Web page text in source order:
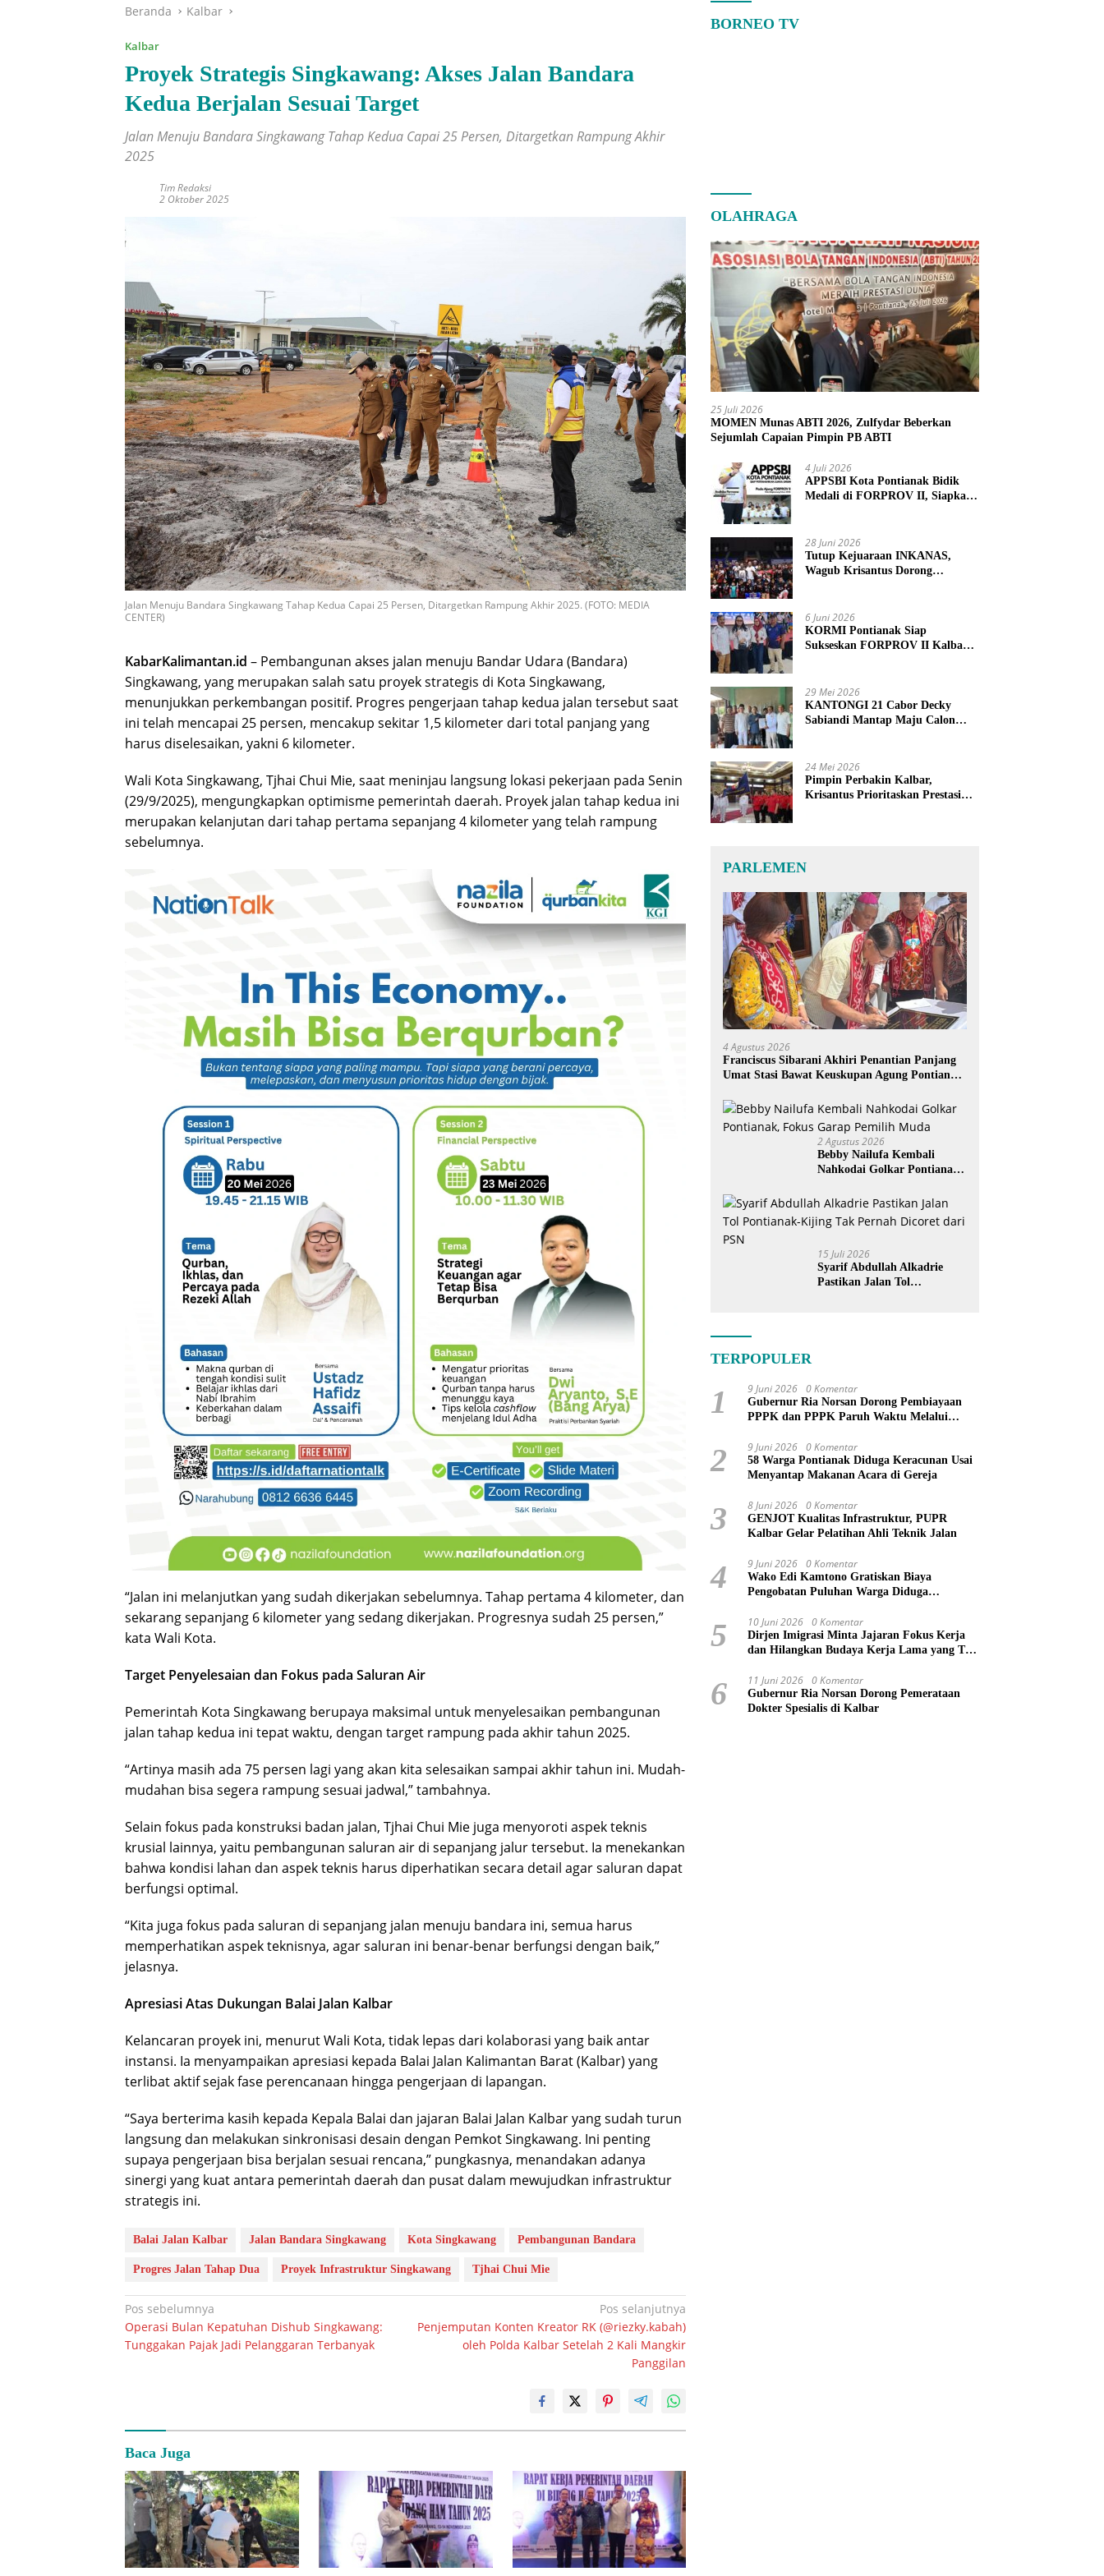
Beranda Kalbar
Kalbar
Proyek Strategis Singkawang: Akses Jalan Bandara
Kedua Berjalan Sesuai Target
Jalan Menuju Bandara Singkawang Tahap Kedua Capai 25 Persen, Ditargetkan Rampung Akhir
2025
Tim Redaksi
2 Oktober 2025
Jalan Menuju Bandara Singkawang Tahap Kedua Capai 25 Persen, Ditargetkan Rampung Akhir 2025. (FOTO: MEDIA
CENTER)
KabarKalimantan.id – Pembangunan akses jalan menuju Bandar Udara (Bandara)
Singkawang, yang merupakan salah satu proyek strategis di Kota Singkawang,
menunjukkan perkembangan positif. Progres pengerjaan tahap kedua jalan tersebut saat
ini telah mencapai 25 persen, mencakup sekitar 1,5 kilometer dari total panjang yang
harus diselesaikan, yakni 6 kilometer.
Wali Kota Singkawang, Tjhai Chui Mie, saat meninjau langsung lokasi pekerjaan pada Senin
(29/9/2025), mengungkapkan optimisme pemerintah daerah. Proyek jalan tahap kedua ini
merupakan kelanjutan dari tahap pertama sepanjang 4 kilometer yang telah rampung
sebelumnya.
“Jalan ini melanjutkan yang sudah dikerjakan sebelumnya. Tahap pertama 4 kilometer, dan
sekarang sepanjang 6 kilometer yang sedang dikerjakan. Progresnya sudah 25 persen,”
kata Wali Kota.
Target Penyelesaian dan Fokus pada Saluran Air
Pemerintah Kota Singkawang berupaya maksimal untuk menyelesaikan pembangunan
jalan tahap kedua ini tepat waktu, dengan target rampung pada akhir tahun 2025.
“Artinya masih ada 75 persen lagi yang akan kita selesaikan sampai akhir tahun ini. Mudah-
mudahan bisa segera rampung sesuai jadwal,” tambahnya.
Selain fokus pada konstruksi badan jalan, Tjhai Chui Mie juga menyoroti aspek teknis
krusial lainnya, yaitu pembangunan saluran air di sepanjang jalur tersebut. Ia menekankan
bahwa kondisi lahan dan aspek teknis harus diperhatikan secara detail agar saluran dapat
berfungsi optimal.
“Kita juga fokus pada saluran di sepanjang jalan menuju bandara ini, semua harus
memperhatikan aspek teknisnya, agar saluran ini benar-benar berfungsi dengan baik,”
jelasnya.
Apresiasi Atas Dukungan Balai Jalan Kalbar
Kelancaran proyek ini, menurut Wali Kota, tidak lepas dari kolaborasi yang baik antar
instansi. Ia menyampaikan apresiasi kepada Balai Jalan Kalimantan Barat (Kalbar) yang
terlibat aktif sejak fase perencanaan hingga pengerjaan di lapangan.
“Saya berterima kasih kepada Kepala Balai dan jajaran Balai Jalan Kalbar yang sudah turun
langsung dan melakukan sinkronisasi desain dengan Pemkot Singkawang. Ini penting
supaya pengerjaan bisa berjalan sesuai rencana,” pungkasnya, menandakan adanya
sinergi yang kuat antara pemerintah daerah dan pusat dalam mewujudkan infrastruktur
strategis ini.
Balai Jalan Kalbar Jalan Bandara Singkawang Kota Singkawang Pembangunan Bandara
Progres Jalan Tahap Dua Proyek Infrastruktur Singkawang Tjhai Chui Mie
Navigasi
pos
Pos sebelumnya
Operasi Bulan Kepatuhan Dishub Singkawang:
Tunggakan Pajak Jadi Pelanggaran Terbanyak
Pos selanjutnya
Penjemputan Konten Kreator RK (@riezky.kabah)
oleh Polda Kalbar Setelah 2 Kali Mangkir
Panggilan
Baca Juga
BORNEO TV
OLAHRAGA
25 Juli 2026
MOMEN Munas ABTI 2026, Zulfydar Beberkan
Sejumlah Capaian Pimpin PB ABTI
4 Juli 2026
APPSBI Kota Pontianak Bidik
Medali di FORPROV II, Siapkan
28 Juni 2026
Tutup Kejuaraan INKANAS,
Wagub Krisantus Dorong
6 Juni 2026
KORMI Pontianak Siap
Sukseskan FORPROV II Kalbar
29 Mei 2026
KANTONGI 21 Cabor Decky
Sabiandi Mantap Maju Calon
24 Mei 2026
Pimpin Perbakin Kalbar,
Krisantus Prioritaskan Prestasi
PARLEMEN
4 Agustus 2026
Franciscus Sibarani Akhiri Penantian Panjang
Umat Stasi Bawat Keuskupan Agung Pontianak,
2 Agustus 2026
Bebby Nailufa Kembali
Nahkodai Golkar Pontianak,
15 Juli 2026
Syarif Abdullah Alkadrie
Pastikan Jalan Tol
TERPOPULER
1 9 Juni 2026 0 Komentar
Gubernur Ria Norsan Dorong Pembiayaan
PPPK dan PPPK Paruh Waktu Melalui
2 9 Juni 2026 0 Komentar
58 Warga Pontianak Diduga Keracunan Usai
Menyantap Makanan Acara di Gereja
3 8 Juni 2026 0 Komentar
GENJOT Kualitas Infrastruktur, PUPR
Kalbar Gelar Pelatihan Ahli Teknik Jalan
4 9 Juni 2026 0 Komentar
Wako Edi Kamtono Gratiskan Biaya
Pengobatan Puluhan Warga Diduga
5 10 Juni 2026 0 Komentar
Dirjen Imigrasi Minta Jajaran Fokus Kerja
dan Hilangkan Budaya Kerja Lama yang Tak
6 11 Juni 2026 0 Komentar
Gubernur Ria Norsan Dorong Pemerataan
Dokter Spesialis di Kalbar